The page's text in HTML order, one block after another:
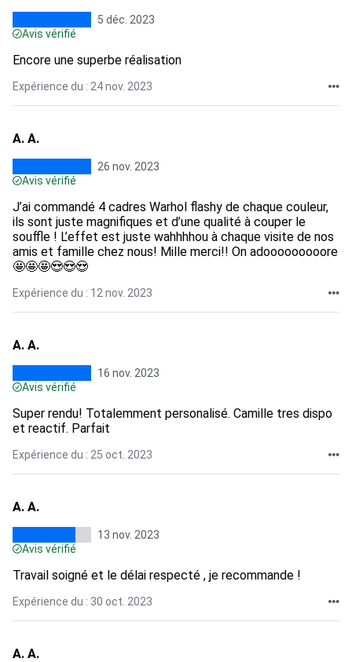
5 déc. 2023
Avis vérifié
Encore une superbe réalisation
Expérience du : 24 nov. 2023
A. A.
26 nov. 2023
Avis vérifié
J’ai commandé 4 cadres Warhol flashy de chaque couleur,
ils sont juste magnifiques et d’une qualité à couper le
souffle ! L’effet est juste wahhhhou à chaque visite de nos
amis et famille chez nous! Mille merci!! On adooooooooore
🤩🤩🤩😍😍😍
Expérience du : 12 nov. 2023
A. A.
16 nov. 2023
Avis vérifié
Super rendu! Totalemment personalisé. Camille tres dispo
et reactif. Parfait
Expérience du : 25 oct. 2023
A. A.
13 nov. 2023
Avis vérifié
Travail soigné et le délai respecté , je recommande !
Expérience du : 30 oct. 2023
A. A.